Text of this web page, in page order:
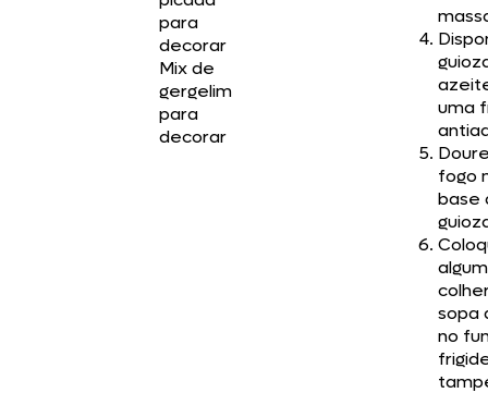
para
decorar
Mix de
gergelim
para
decorar
uma
fogo
base
sopa
no